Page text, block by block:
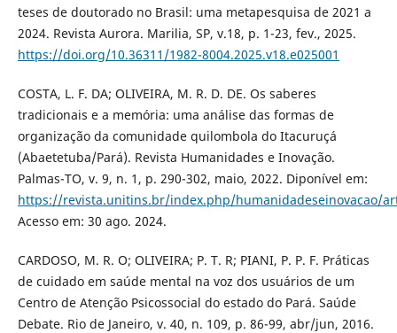
teses de doutorado no Brasil: uma metapesquisa de 2021 a
2024. Revista Aurora. Marilia, SP, v.18, p. 1-23, fev., 2025.
https://doi.org/10.36311/1982-8004.2025.v18.e025001
COSTA, L. F. DA; OLIVEIRA, M. R. D. DE. Os saberes
tradicionais e a memória: uma análise das formas de
organização da comunidade quilombola do Itacuruçá
(Abaetetuba/Pará). Revista Humanidades e Inovação.
Palmas-TO, v. 9, n. 1, p. 290-302, maio, 2022. Diponível em:
https://revista.unitins.br/index.php/humanidadeseinovacao/
Acesso em: 30 ago. 2024.
CARDOSO, M. R. O; OLIVEIRA; P. T. R; PIANI, P. P. F. Práticas
de cuidado em saúde mental na voz dos usuários de um
Centro de Atenção Psicossocial do estado do Pará. Saúde
Debate. Rio de Janeiro, v. 40, n. 109, p. 86-99, abr/jun, 2016.